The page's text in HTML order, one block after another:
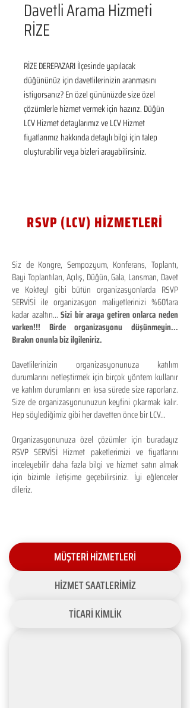
Davetli Arama Hizmeti
RİZE
RİZE DEREPAZARI İlçesinde yapılacak
düğününüz için davetlilerinizin aranmasını
istiyorsanız? En özel gününüzde size özel
çözümlerle hizmet vermek için hazırız. Düğün
LCV Hizmet detaylarımız ve LCV Hizmet
fiyatlarımız hakkında detaylı bilgi için talep
oluşturabilir veya bizleri arayabilirsiniz.
RSVP (LCV) HİZMETLERİ
Siz de Kongre, Sempozyum, Konferans, Toplantı,
Bayi Toplantıları, Açılış, Düğün, Gala, Lansman, Davet
ve Kokteyl gibi bütün organizasyonlarda RSVP
SERVİSİ ile organizasyon maliyetlerinizi %60'lara
kadar azaltın...Sizi bir araya getiren onlarca neden
varken!!! Birde organizasyonu düşünmeyin...
Bırakın onunla biz ilgileniriz.
Davetlilerinizin organizasyonunuza katılım
durumlarını netleştirmek için birçok yöntem kullanır
ve katılım durumlarını en kısa sürede size raporlarız.
Size de organizasyonunuzun keyfini çıkarmak kalır.
Hep söylediğimiz gibi her davetten önce bir LCV...
Organizasyonunuza özel çözümler için buradayız
RSVP SERVİSİ Hizmet paketlerimizi ve fiyatlarını
inceleyebilir daha fazla bilgi ve hizmet satın almak
için bizimle iletişime geçebilirsiniz. İyi eğlenceler
dileriz.
MÜŞTERİ HİZMETLERİ
HİZMET SAATLERİMİZ
TİCARİ KİMLİK